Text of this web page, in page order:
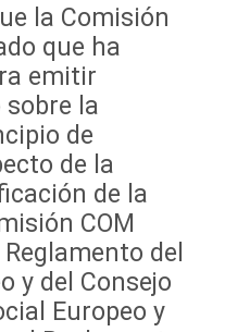
la Comisión
que ha
emitir
la
de
de la
de la
COM
del
y del Consejo
Europeo y